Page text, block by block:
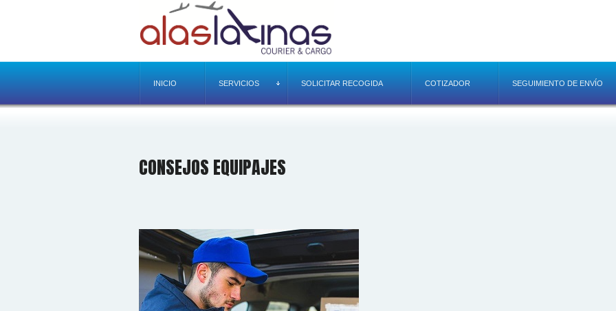
INICIO SERVICIOS SOLICITAR RECOGIDA COTIZADOR SEGUIMIENTO DE ENVÍO
CONSEJOS EQUIPAJES